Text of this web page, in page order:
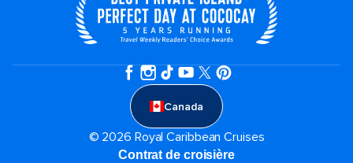
Canada
© 2026 Royal Caribbean Cruises
Contrat de croisière